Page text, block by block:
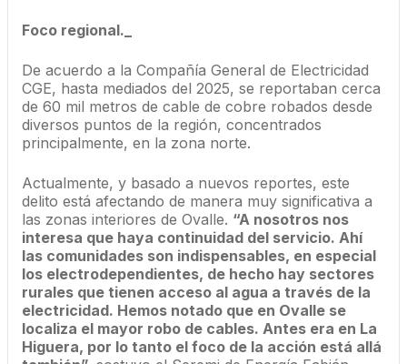
Foco regional._
De acuerdo a la Compañía General de Electricidad
CGE, hasta mediados del 2025, se reportaban cerca
de 60 mil metros de cable de cobre robados desde
diversos puntos de la región, concentrados
principalmente, en la zona norte.
Actualmente, y basado a nuevos reportes, este
delito está afectando de manera muy significativa a
las zonas interiores de Ovalle. “A nosotros nos
interesa que haya continuidad del servicio. Ahí
las comunidades son indispensables, en especial
los electrodependientes, de hecho hay sectores
rurales que tienen acceso al agua a través de la
electricidad. Hemos notado que en Ovalle se
localiza el mayor robo de cables. Antes era en La
Higuera, por lo tanto el foco de la acción está allá